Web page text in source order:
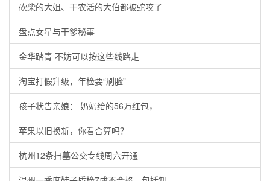
砍柴的大姐、干农活的大伯都被蛇咬了
盘点女星与干爹秘事
金华踏青 不妨可以按这些线路走
淘宝打假升级，年检要“刷脸”
孩子状告亲娘： 奶奶给的56万红包，
苹果以旧换新，你看合算吗？
杭州12条扫墓公交专线周六开通